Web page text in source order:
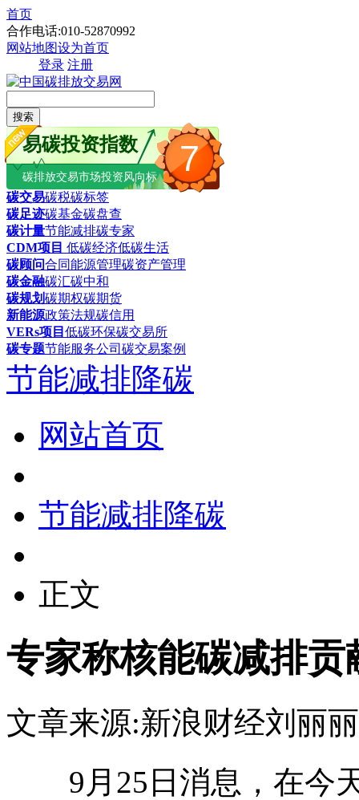
首页
合作电话:010-52870992
网站地图设为首页
登录 注册
搜索
7
易碳投资指数
碳排放交易市场投资风向标
碳交易碳税碳标签
碳足迹碳基金碳盘查
碳计量节能减排碳专家
CDM项目 低碳经济低碳生活
碳顾问合同能源管理碳资产管理
碳金融碳汇碳中和
碳规划碳期权碳期货
新能源政策法规碳信用
VERs项目 低碳环保碳交易所
碳专题节能服务公司 碳交易案例
节能减排降碳
网站首页
节能减排降碳
正文
专家称核能碳减排
文章来源:新浪财经刘丽丽
9月25日消息，在今天